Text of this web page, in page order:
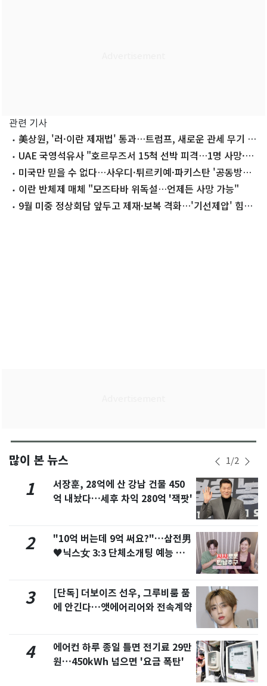
관련 기사
美상원, '러·이란 제재법' 통과…트럼프, 새로운 관세 무기 쥐
나 UAE 국영석유사 "호르무즈서 15척 선박 피격…1명 사망·20
명 부상"
미국만 믿을 수 없다…사우디·튀르키예·파키스탄 '공동방위
협정' 체결(종합)
이란 반체제 매체 "모즈타바 위독설…언제든 사망 가능"
9월 미중 정상회담 앞두고 제재·보복 격화…'기선제압' 힘겨
많이 본 뉴스 1/2
1
서장훈, 28억에 산 강남 건물 450
억 내놨다…세후 차익 280억 '잭팟'
2
"10억 버는데 9억 써요?"…삼전男
♥닉스女 3:3 단체소개팅 예능 화
3
[단독] 더보이즈 선우, 그루비룸 품
에 안긴다…앳에어리어와 전속계약
4
에어컨 하루 종일 틀면 전기료 29만
원…450kWh 넘으면 '요금 폭탄'